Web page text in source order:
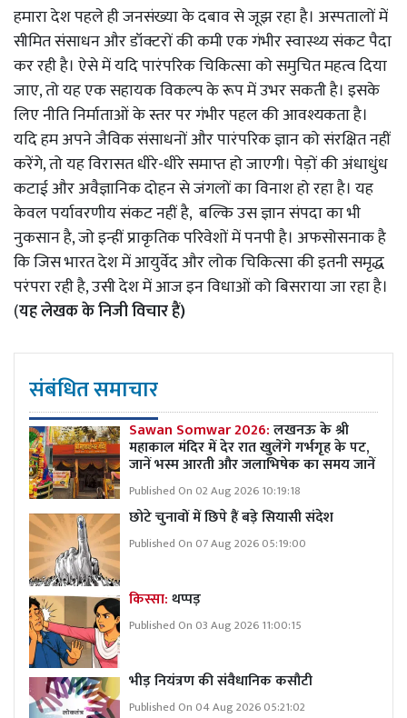
हमारा देश पहले ही जनसंख्या के दबाव से जूझ रहा है। अस्पतालों में
सीमित संसाधन और डॉक्टरों की कमी एक गंभीर स्वास्थ्य संकट पैदा
कर रही है। ऐसे में यदि पारंपरिक चिकित्सा को समुचित महत्व दिया
जाए, तो यह एक सहायक विकल्प के रूप में उभर सकती है। इसके
लिए नीति निर्माताओं के स्तर पर गंभीर पहल की आवश्यकता है।
यदि हम अपने जैविक संसाधनों और पारंपरिक ज्ञान को संरक्षित नहीं
करेंगे, तो यह विरासत धीरे-धीरे समाप्त हो जाएगी। पेड़ों की अंधाधुंध
कटाई और अवैज्ञानिक दोहन से जंगलों का विनाश हो रहा है। यह
केवल पर्यावरणीय संकट नहीं है, बल्कि उस ज्ञान संपदा का भी
नुकसान है, जो इन्हीं प्राकृतिक परिवेशों में पनपी है। अफसोसनाक है
कि जिस भारत देश में आयुर्वेद और लोक चिकित्सा की इतनी समृद्ध
परंपरा रही है, उसी देश में आज इन विधाओं को बिसराया जा रहा है।
(यह लेखक के निजी विचार हैं)
संबंधित समाचार
Sawan Somwar 2026:लखनऊ के श्री
महाकाल मंदिर में देर रात खुलेंगे गर्भगृह के पट,
जानें भस्म आरती और जलाभिषेक का समय जानें
Published On 02 Aug 2026 10:19:18
छोटे चुनावों में छिपे हैं बड़े सियासी संदेश
Published On 07 Aug 2026 05:19:00
किस्सा:थप्पड़
Published On 03 Aug 2026 11:00:15
भीड़ नियंत्रण की संवैधानिक कसौटी
Published On 04 Aug 2026 05:21:02